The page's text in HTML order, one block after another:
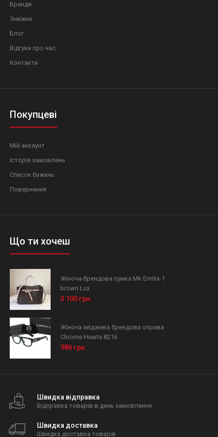
Бренди
Знижки
Блог
Відгуки про нас
Контакти
Покупцеві
Мій аккаунт
Історія замовлень
Список бажань
Повернення
Що ти хочеш
Жіноча брендова сумка Mk Emilia-1
brown Lux
3 100 грн.
Жіноча іміджева брендова оправа
Chrome Hearts 8216
986 грн.
Швидка відправка
Відправка товарів в день замовлення
Швидка доставка
Швидка доставка товарів